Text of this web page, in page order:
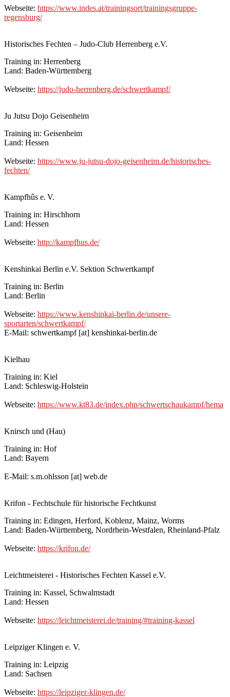
Webseite: https://www.indes.at/trainingsort/trainingsgruppe-
regensburg/
Historisches Fechten – Judo-Club Herrenberg e.V.
Training in: Herrenberg
Land: Baden-Württemberg
Webseite: https://judo-herrenberg.de/schwertkampf/
Ju Jutsu Dojo Geisenheim
Training in: Geisenheim
Land: Hessen
Webseite: https://www.ju-jutsu-dojo-geisenheim.de/historisches-
fechten/
Kampfhûs e. V.
Training in: Hirschhorn
Land: Hessen
Webseite: http://kampfhus.de/
Kenshinkai Berlin e.V. Sektion Schwertkampf
Training in: Berlin
Land: Berlin
Webseite: https://www.kenshinkai-berlin.de/unsere-
sportarten/schwertkampf/
E-Mail: schwertkampf [at] kenshinkai-berlin.de
Kielhau
Training in: Kiel
Land: Schleswig-Holstein
Webseite: https://www.kt83.de/index.php/schwertschaukampf/hema
Knirsch und (Hau)
Training in: Hof
Land: Bayern
E-Mail: s.m.ohlsson [at] web.de
Krifon - Fechtschule für historische Fechtkunst
Training in: Edingen, Herford, Koblenz, Mainz, Worms
Land: Baden-Württemberg, Nordrhein-Westfalen, Rheinland-Pfalz
Webseite: https://krifon.de/
Leichtmeisterei - Historisches Fechten Kassel e.V.
Training in: Kassel, Schwalmstadt
Land: Hessen
Webseite: https://leichtmeisterei.de/training/#training-kassel
Leipziger Klingen e. V.
Training in: Leipzig
Land: Sachsen
Webseite: https://leipziger-klingen.de/